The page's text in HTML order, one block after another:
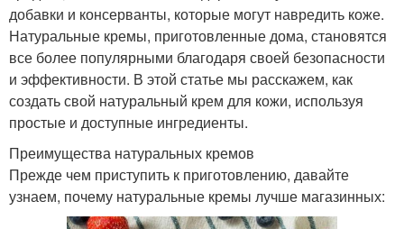
добавки и консерванты, которые могут навредить коже.
Натуральные кремы, приготовленные дома, становятся
все более популярными благодаря своей безопасности
и эффективности. В этой статье мы расскажем, как
создать свой натуральный крем для кожи, используя
простые и доступные ингредиенты.
Преимущества натуральных кремов
Прежде чем приступить к приготовлению, давайте
узнаем, почему натуральные кремы лучше магазинных: